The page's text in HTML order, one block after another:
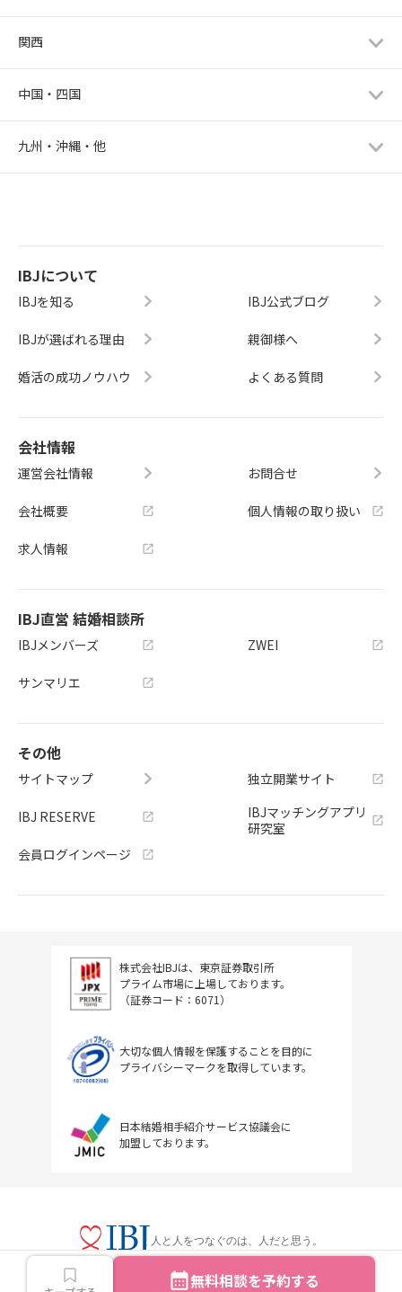
無料相談を予約する
関西
中国・四国
九州・沖縄・他
IBJについて
IBJを知る
IBJが選ばれる理由
婚活の成功ノウハウ
IBJ公式ブログ
親御様へ
よくある質問
会社情報
運営会社情報
会社概要
求人情報
お問合せ
個人情報の取り扱い
IBJ直営 結婚相談所
IBJメンバーズ
サンマリエ
ZWEI
その他
サイトマップ
IBJ RESERVE
会員ログインページ
独立開業サイト
IBJマッチングアプリ
研究室
株式会社IBJは、東京証券取引所
プライム市場に上場しております。
（証券コード：6071）
大切な個人情報を保護することを目的に
プライバシーマークを取得しています。
日本結婚相手紹介サービス協議会に
加盟しております。
人と人をつなぐのは、人だと思う。